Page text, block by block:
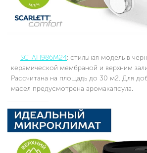
SC-AH986M24: стильная модель в
керамической мембраной и верхним
Рассчитана на площадь до 30 м2. Для
масел предусмотрена аромакапсула.